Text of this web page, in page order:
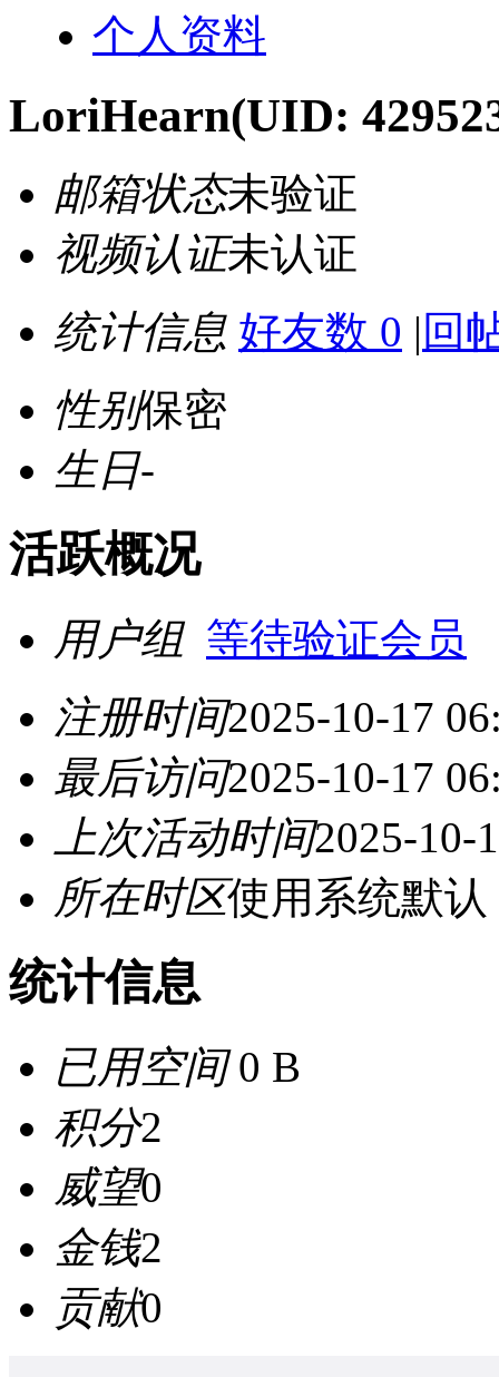
个人资料
LoriHearn(UID:
邮箱状态未验证
视频认证未认证
统计信息 好友数 0 | 回
性别保密
生日-
活跃概况
用户组 等待验证会员
注册时间2025-10-17
最后访问2025-10-17
上次活动时间2025-10-
所在时区使用系统默认
统计信息
已用空间0 B
积分2
威望0
金钱2
贡献0